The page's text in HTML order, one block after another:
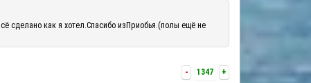
сделано как я хотел.Спасибо изПриобья.(полы ещё не
- 1347 +